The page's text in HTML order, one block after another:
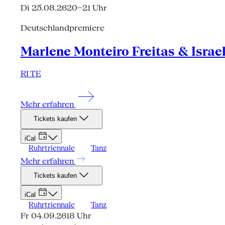
Di 25.08.2620–21 Uhr
Deutschlandpremiere
Marlene Monteiro Freitas &
RI TE
Mehr erfahren
Tickets kaufen
iCal
Ruhrtriennale Tanz
Mehr erfahren
Tickets kaufen
iCal
Ruhrtriennale Tanz
Fr 04.09.2618 Uhr